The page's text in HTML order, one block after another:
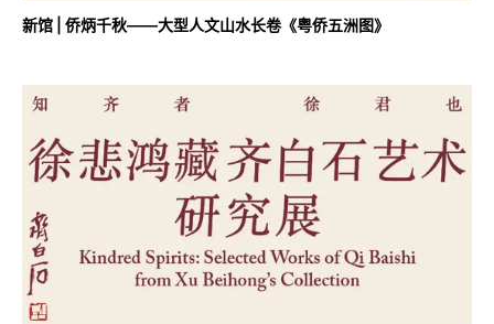
新馆 | 侨炳千秋——大型人文山水长卷《粤侨五洲图》